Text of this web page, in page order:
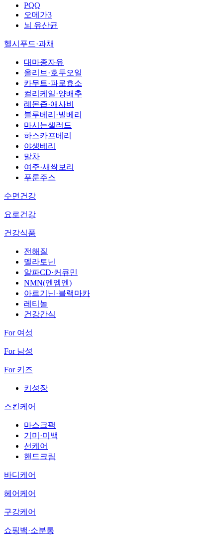
PQQ
오메가3
뇌 유산균
헬시푸드·과채
대마종자유
올리브·호두오일
카무트·파로효소
컬리케일·양배추
레몬즙·애사비
블루베리·빌베리
마시는샐러드
하스카프베리
야생베리
말차
여주·새싹보리
푸룬주스
수면건강
요로건강
건강식품
전해질
멜라토닌
알파CD·커큐민
NMN(엔엠엔)
아르기닌·블랙마카
레티놀
건강간식
For 여성
For 남성
For 키즈
키성장
스킨케어
마스크팩
기미·미백
선케어
핸드크림
바디케어
헤어케어
구강케어
쇼핑백·소분통